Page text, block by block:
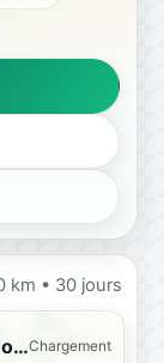
km • 30 jours
Chargement